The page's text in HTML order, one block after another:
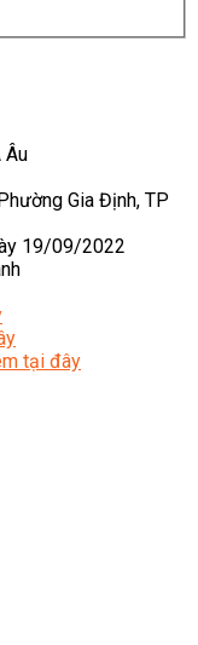
Âu
Gia Định, TP
19/09/2022
tại đây